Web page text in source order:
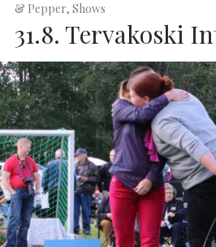
& Pepper, Shows
31.8. Tervakoski